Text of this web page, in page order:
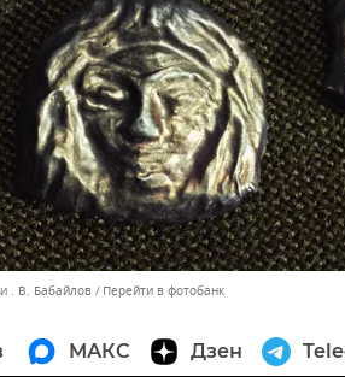
. В. Бабайлов Перейти в фотобанк
МАКС Дзен